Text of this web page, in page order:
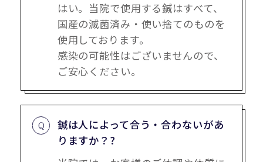
はい。当院で使用する鍼はすべて、
国産の滅菌済み・使い捨てのものを
使用しております。
感染の可能性はございませんので、
ご安心ください。
鍼は人によって合う・合わないがあ
りますか？?